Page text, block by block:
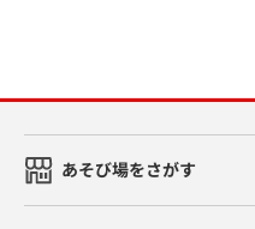
あそび場をさがす